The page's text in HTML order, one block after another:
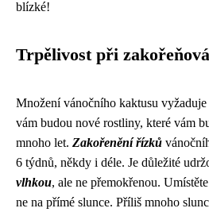
blízké!
Trpělivost při
Množení vánočního kaktusu
vám budou nové rostliny, které vám
mnoho let. Zakořenění řízků
6 týdnů, někdy i déle. Je důležité
vlhkou, ale ne přemokřenou.
ne na přímé slunce. Příliš mnoho